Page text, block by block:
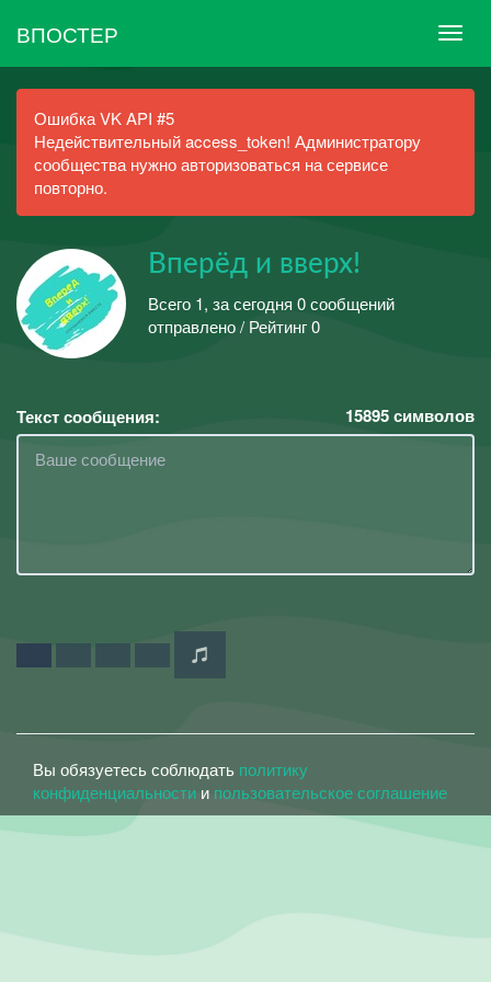
ВПОСТЕР
Ошибка VK API #5
Недействительный access_token! Администратору
сообщества нужно авторизоваться на сервисе
повторно.
Вперёд и вверх!
Всего 1, за сегодня 0 сообщений
отправлено / Рейтинг 0
Текст сообщения: 15895символов
Вы обязуетесь соблюдать политику
конфиденциальности и пользовательское соглашение